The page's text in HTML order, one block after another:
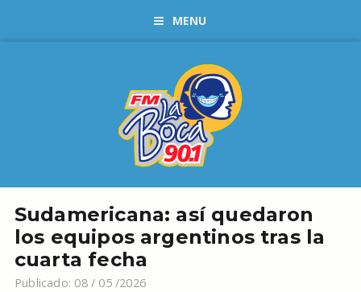
MENU
Sudamericana: así quedaron
los equipos argentinos tras la
cuarta fecha
Publicado: 08 / 05 /2026